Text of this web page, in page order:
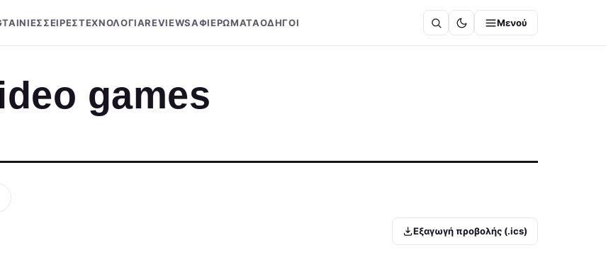
ΤΑΙΝΙΕΣΣΕΙΡΕΣΤΕΧΝΟΛΟΓΙΑREVIEWSΑΦΙΕΡΩΜΑΤΑΟΔΗΓΟΙ Μενού
games
Εξαγωγή προβολής (.ics)